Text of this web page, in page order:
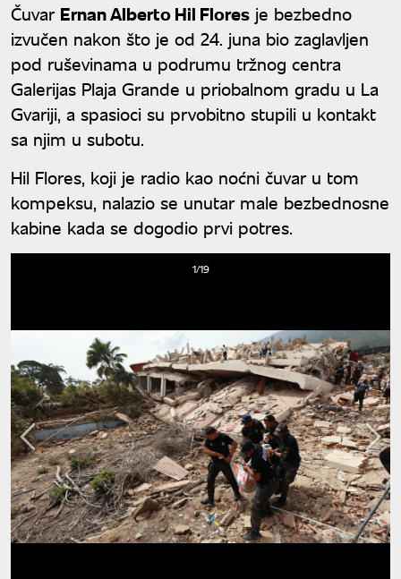
Čuvar Ernan Alberto Hil Flores je bezbedno
izvučen nakon što je od 24. juna bio zaglavljen
pod ruševinama u podrumu tržnog centra
Galerijas Plaja Grande u priobalnom gradu u La
Gvariji, a spasioci su prvobitno stupili u kontakt
sa njim u subotu.
Hil Flores, koji je radio kao noćni čuvar u tom
kompeksu, nalazio se unutar male bezbednosne
kabine kada se dogodio prvi potres.
1/19